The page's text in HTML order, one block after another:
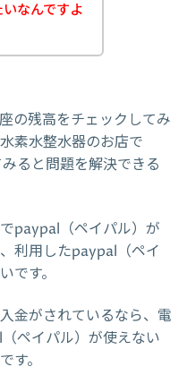
なんですよ
の残高をチェックしてみ
素水整水器のお店で
ると問題を解決できる
paypal（ペイパル）が
利用したpaypal（ペイ
です。
金がされているなら、電
ペイパル）が使えない
す。